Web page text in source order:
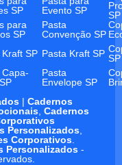
SP
Evento SP
SP
para
SP
Pasta
Convenção SP
Kraft SP Pasta Kraft SP SP
Capa-
Pasta
Envelope SP
| Cadernos
, Cadernos
Personalizados,
Corporativos.
Personalizados -